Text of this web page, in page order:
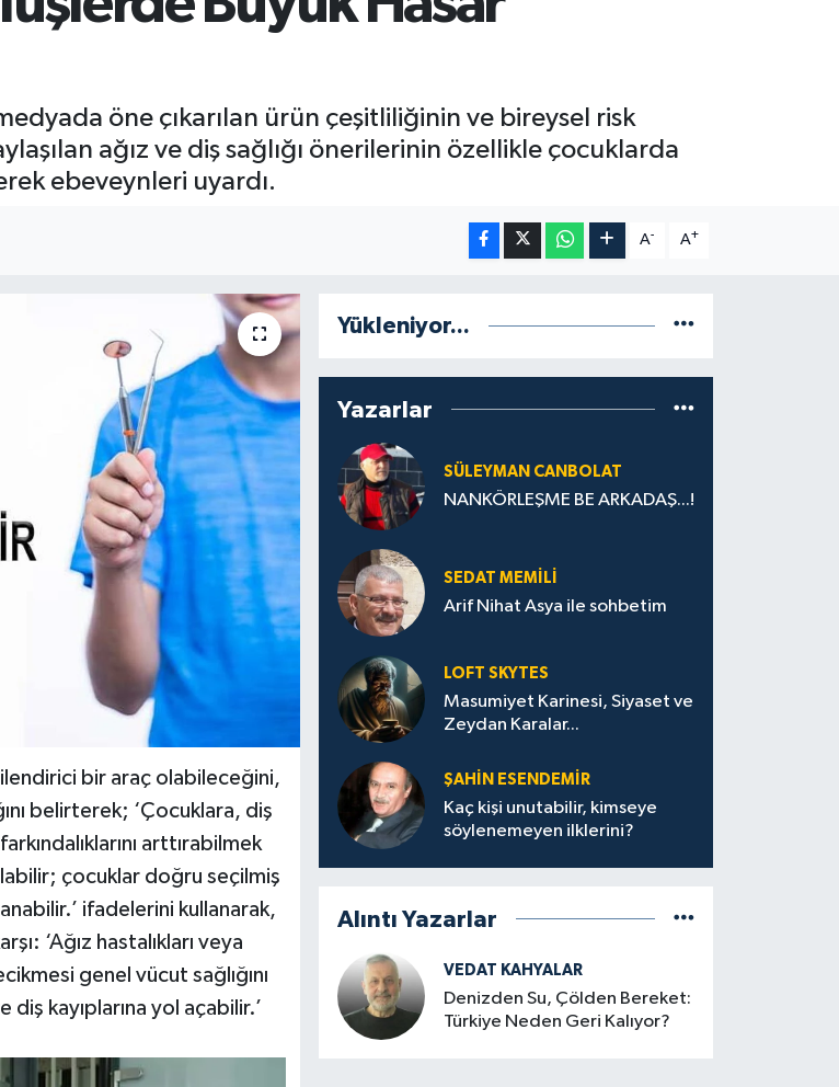
öne çıkarılan ürün çeşitliliğinin ve bireysel risk
ağız ve diş sağlığı önerilerinin özellikle çocuklarda
ebeveynleri uyardı.
A- A+
bir araç olabileceğini,
belirterek; ‘Çocuklara, diş
arttırabilmek
çocuklar doğru seçilmiş
ifadelerini kullanarak,
‘Ağız hastalıkları veya
genel vücut sağlığını
kayıplarına yol açabilir.’
Yükleniyor...
Yazarlar
SÜLEYMAN CANBOLAT
NANKÖRLEŞME BE ARKADAŞ...!
SEDAT MEMILI
Arif Nihat Asya ile sohbetim
LOFT SKYTES
Masumiyet Karinesi, Siyaset ve
Zeydan Karalar...
ŞAHIN ESENDEMIR
Kaç kişi unutabilir, kimseye
söylenemeyen ilklerini?
Alıntı Yazarlar
VEDAT KAHYALAR
Denizden Su, Çölden Bereket:
Türkiye Neden Geri Kalıyor?